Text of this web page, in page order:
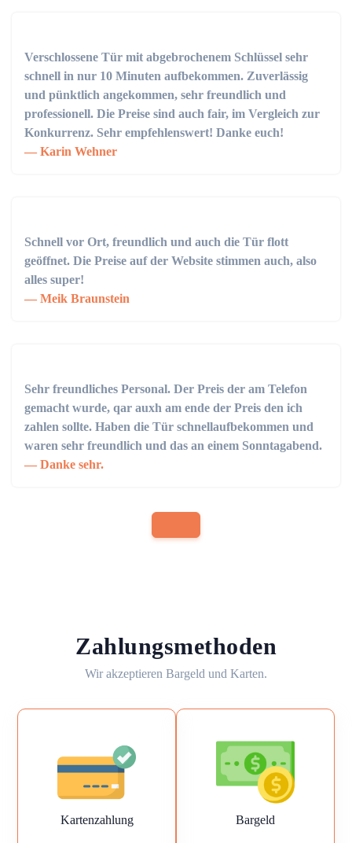
Verschlossene Tür mit abgebrochenem Schlüssel sehr
schnell in nur 10 Minuten aufbekommen. Zuverlässig
und pünktlich angekommen, sehr freundlich und
professionell. Die Preise sind auch fair, im Vergleich zur
Konkurrenz. Sehr empfehlenswert! Danke euch!
Karin Wehner
Schnell vor Ort, freundlich und auch die Tür flott
geöffnet. Die Preise auf der Website stimmen auch, also
alles super!
Meik Braunstein
Sehr freundliches Personal. Der Preis der am Telefon
gemacht wurde, qar auxh am ende der Preis den ich
zahlen sollte. Haben die Tür schnellaufbekommen und
waren sehr freundlich und das an einem Sonntagabend.
Danke sehr.
Zahlungsmethoden
Wir akzeptieren Bargeld und Karten.
Kartenzahlung Bargeld